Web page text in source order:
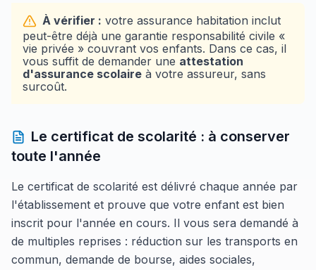
À vérifier : votre assurance habitation inclut
peut-être déjà une garantie responsabilité civile «
vie privée » couvrant vos enfants. Dans ce cas, il
vous suffit de demander une attestation
d'assurance scolaire à votre assureur, sans
surcoût.
Le certificat de scolarité : à conserver
toute l'année
Le certificat de scolarité est délivré chaque année par
l'établissement et prouve que votre enfant est bien
inscrit pour l'année en cours. Il vous sera demandé à
de multiples reprises : réduction sur les transports en
commun, demande de bourse, aides sociales,